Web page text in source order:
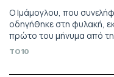
Ο Ιμάμογλου, που
οδηγήθηκε στη φυλακή,
πρώτο του μήνυμα από τη
ψηφίσει».
TO10